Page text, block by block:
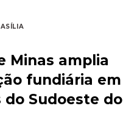
Minas amplia
fundiária em
do Sudoeste do